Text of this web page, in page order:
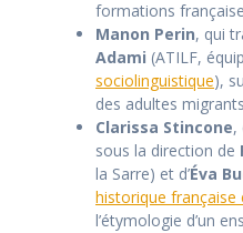
formations
Manon Perin, qui
Adami (ATILF,
sociolinguistique),
des adultes
Clarissa Stincone,
sous la direction de
la Sarre) et d’Éva
historique française
l’étymologie d’un